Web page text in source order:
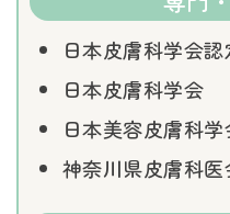
日本皮膚科学会
日本皮膚科学会
日本美容皮膚科学
神奈川県皮膚科医